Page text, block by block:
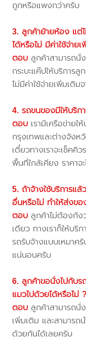
ถูกหรือแพงกว่าครับ
3. ลูกค้าย้ายห้อง แต่
ได้หรือไม่ มีค่าใช้จ่าย
ตอบ ลูกค้าสามารถนั่
กระบะแค๊ปให้บริการ
ไม่มีค่าใช้จ่ายเพิ่มเติ
4. รถขนของมีให้บริก
ตอบ เรามีเครือข่าย
กรุงเทพและต่างจังห
เดี๋ยวทางเราจะเช็ค
พื้นที่ใกล้เคียง ราคาจ
5. ถ้าจ้างใช้บริการแ
อื่นหรือไม่ ทำให้ส่งขอ
ตอบ ลูกค้าไม่ต้องกัง
เดียว ทางเราก็ให้บริ
รถรับจ้างแบบเหมาค
แน่นอนครับ
6. ลูกค้าขอนั่งไปกับ
แมวไปด้วยได้หรือไม่ ?
ตอบ ลูกค้าสามารถนั่
เพิ่มเติม และสามาร
ด้วยกันได้เลยครับ